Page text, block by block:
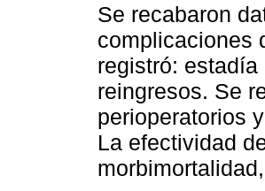
Se recabaron
complicaciones
registró:
reingresos. Se
perioperatorios
La efectividad